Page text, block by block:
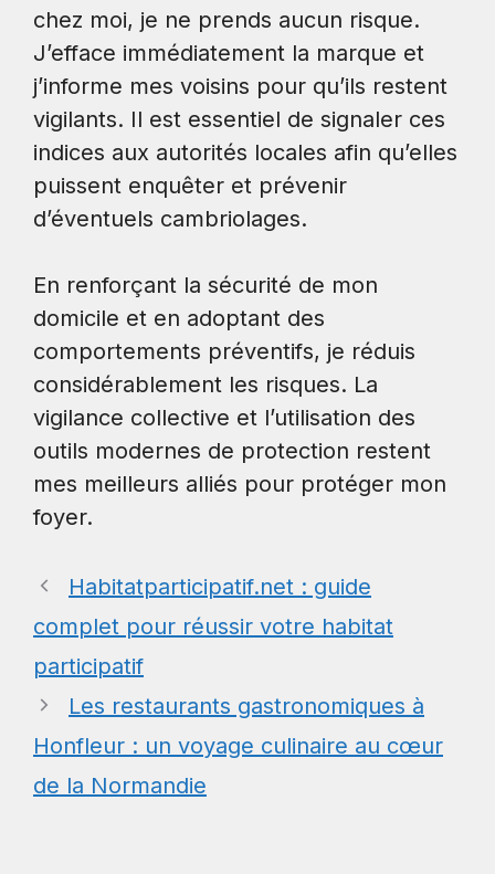
chez moi, je ne prends aucun risque.
J’efface immédiatement la marque et
j’informe mes voisins pour qu’ils restent
vigilants. Il est essentiel de signaler ces
indices aux autorités locales afin qu’elles
puissent enquêter et prévenir
d’éventuels cambriolages.
En renforçant la sécurité de mon
domicile et en adoptant des
comportements préventifs, je réduis
considérablement les risques. La
vigilance collective et l’utilisation des
outils modernes de protection restent
mes meilleurs alliés pour protéger mon
foyer.
Habitatparticipatif.net : guide
complet pour réussir votre habitat
participatif
Les restaurants gastronomiques à
Honfleur : un voyage culinaire au cœur
de la Normandie